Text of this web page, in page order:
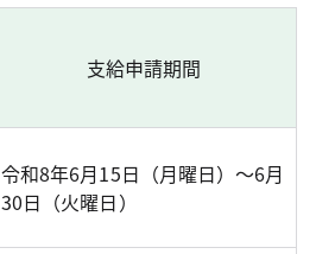
支給申請期間
令和8年6月15日（月曜日）～6月
30日（火曜日）